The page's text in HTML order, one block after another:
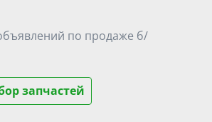
по продаже б/
запчастей